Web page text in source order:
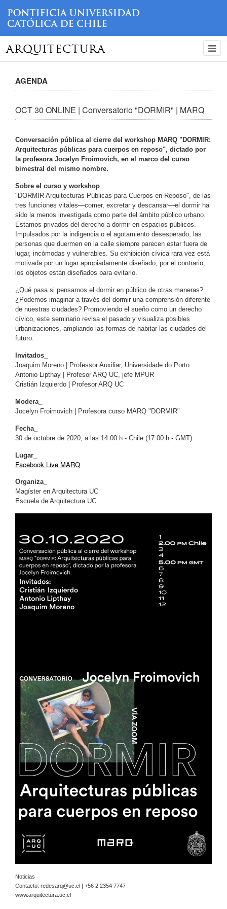
ARQUITECTURA
AGENDA
OCT 30 ONLINE | Conversatorio "DORMIR" | MARQ
Conversación pública al cierre del workshop MARQ "DORMIR:
Arquitecturas públicas para cuerpos en reposo", dictado por
la profesora Jocelyn Froimovich, en el marco del curso
bimestral del mismo nombre.
Sobre el curso y workshop_
"DORMIR Arquitecturas Públicas para Cuerpos en Reposo", de las
tres funciones vitales—comer, excretar y descansar—el dormir ha
sido la menos investigada como parte del ámbito público urbano.
Estamos privados del derecho a dormir en espacios públicos.
Impulsados por la indigencia o el agotamiento desesperado, las
personas que duermen en la calle siempre parecen estar fuera de
lugar, incómodas y vulnerables. Su exhibición cívica rara vez está
motivada por un lugar apropiadamente diseñado, por el contrario,
los objetos están diseñados para evitarlo.
¿Qué pasa si pensamos el dormir en público de otras maneras?
¿Podemos imaginar a través del dormir una comprensión diferente
de nuestras ciudades? Promoviendo el sueño como un derecho
cívico, este seminario revisa el pasado y visualiza posibles
urbanizaciones, ampliando las formas de habitar las ciudades del
futuro.
Invitados_
Joaquim Moreno | Professor Auxiliar, Universidade do Porto
Antonio Lipthay | Profesor ARQ UC, jefe MPUR
Cristián Izquierdo | Profesor ARQ UC
Modera_
Jocelyn Froimovich | Profesora curso MARQ "DORMIR"
Fecha_
30 de octubre de 2020, a las 14.00 h - Chile (17.00 h - GMT)
Lugar_
Facebook Live MARQ
Organiza_
Magíster en Arquitectura UC
Escuela de Arquitectura UC
Noticias
Contacto: redesarq@uc.cl | +56 2 2354 7747
www.arquitectura.uc.cl